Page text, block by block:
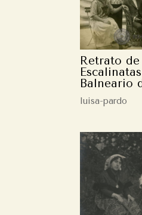
Retrato
Balneario
luisa-pardo